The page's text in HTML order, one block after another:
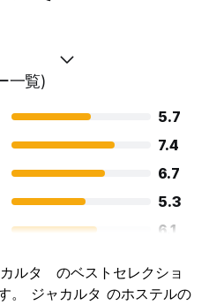
一覧)
5.7
7.4
6.7
5.3
6.1
6.5
ルタ のベストセレクショ
。 ジャカルタ のホステルの